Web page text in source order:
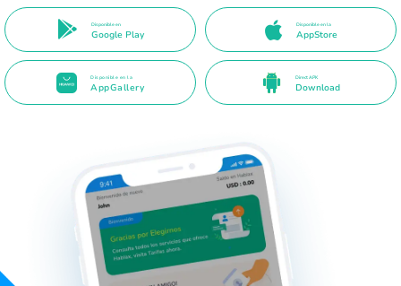
Disponible en
Google Play
Disponible en la
AppStore
Disponible en la
AppGallery
Direct APK
Download